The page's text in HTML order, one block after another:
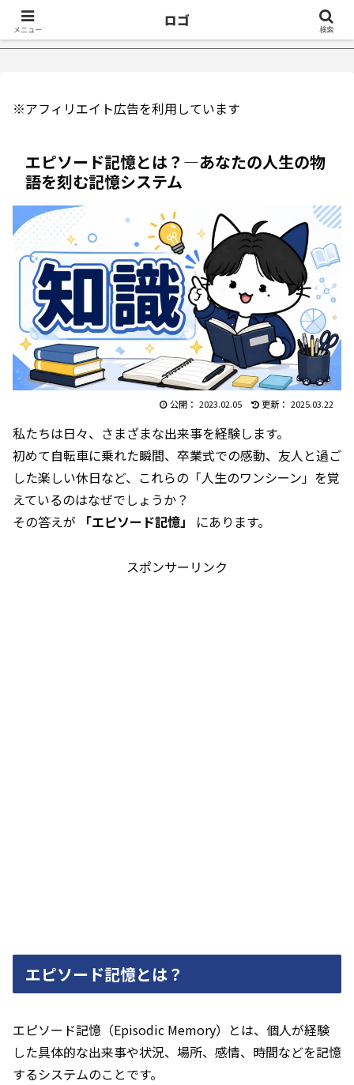
ったきっかけ５選｜不眠症体験談 【18万再生】YouTube
※アフィリエイト広告を利用しています
エピソード記憶とは？—あなたの人生の物
語を刻む記憶システム
2023.02.05 2025.03.22
私たちは日々、さまざまな出来事を経験します。
初めて自転車に乗れた瞬間、卒業式での感動、友人と過ご
した楽しい休日など、これらの「人生のワンシーン」を覚
えているのはなぜでしょうか？
その答えが
「エピソード記憶」 にあります。
スポンサーリンク
エピソード記憶とは？
エピソード記憶（Episodic Memory）とは、個人が経験
した具体的な出来事や状況、場所、感情、時間などを記憶
するシステムのことです。
メニュー
ロゴ
検索